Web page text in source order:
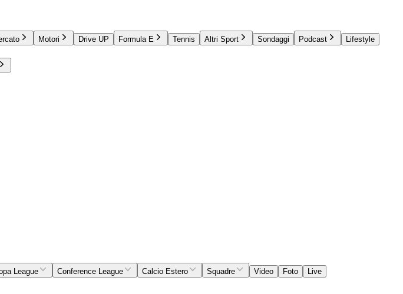
Motori Drive UP Formula E Tennis Altri Sport Sondaggi Podcast
Lifestyle
League Conference League Calcio Estero Squadre Video Foto
Live